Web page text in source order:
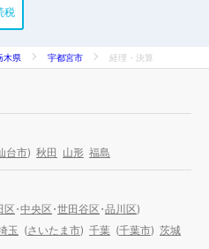
税
木県 宇都宮市 経理・決算
台市) 秋田 山形 福島
区・中央区・世田谷区・品川区)
玉 (さいたま市) 千葉 (千葉市) 茨城